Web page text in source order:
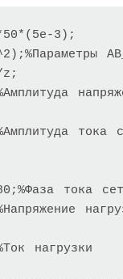
3);
z;
тока
тока
нагрузки